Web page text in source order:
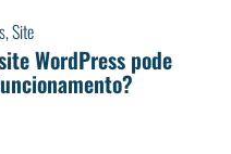
,Site
WordPress pode